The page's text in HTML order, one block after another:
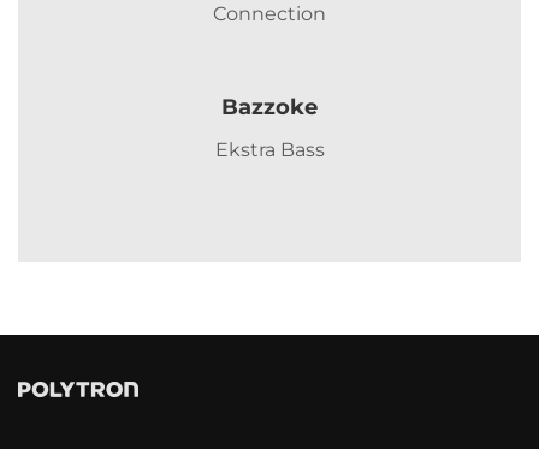
Connection
Bazzoke
Ekstra Bass